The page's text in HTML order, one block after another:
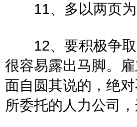
11、多以两页为
12、要积极争取
很容易露出马脚。
面自圆其说的，绝
所委托的人力公司